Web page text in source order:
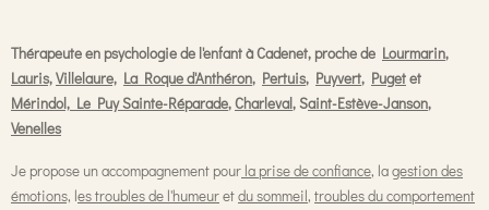
Thérapeute en psychologie de l'enfant à Cadenet, proche de Lourmarin,
Lauris,Villelaure, La Roque d'Anthéron, Pertuis, Puyvert, Pugetet
Mérindol, Le Puy Sainte-Réparade,Charleval, Saint-Estève-Janson,
Venelles
Je propose un accompagnement pour la prise de confiance, lagestion des
émotions, les troubles de l'humeuretdu sommeil, troubles du comportement